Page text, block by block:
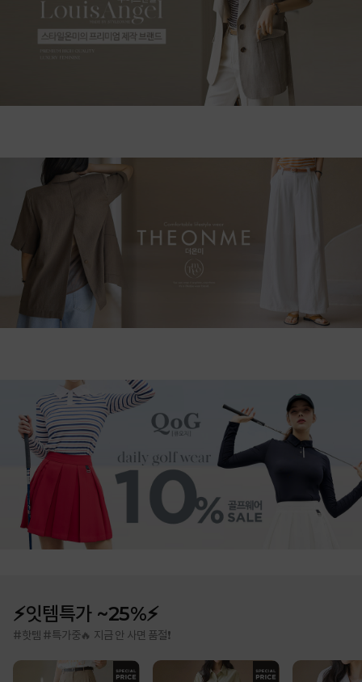
⚡잇템특가 ~25%⚡
#핫템 #특가중🔥 지금 안 사면 품절❗